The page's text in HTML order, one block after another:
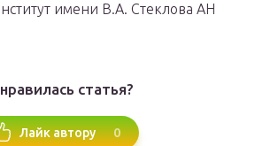
имени В.А. Стеклова АН
статья?
Лайк автору 0